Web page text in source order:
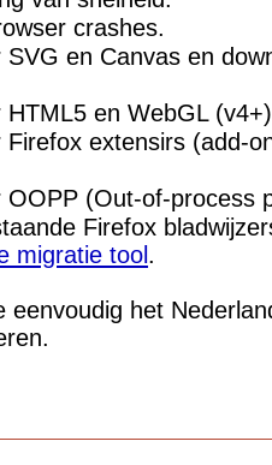
crashes.
en Canvas en
en WebGL
Firefox extensirs (add-
(Out-of-process
Firefox
migratie tool .
eenvoudig het